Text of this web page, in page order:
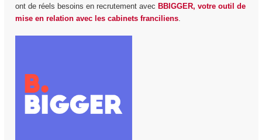
ont de réels besoins en recrutement avec BBIGGER, votre outil de
mise en relation avec les cabinets franciliens.